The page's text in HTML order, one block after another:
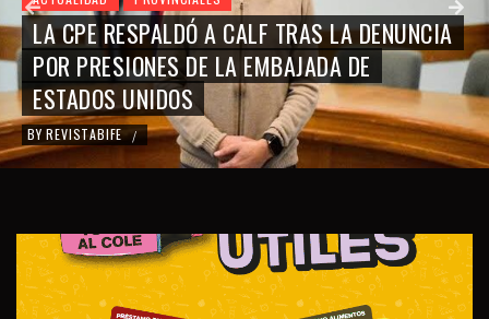
LA PROVINCIA Y LA UNIÓN INDUSTRIAL
FORTALECEN UNA AGENDA PARA VINCULAR
EMPRESAS PAMPEANAS CON VACA MUERTA
BY REVISTABIFE /